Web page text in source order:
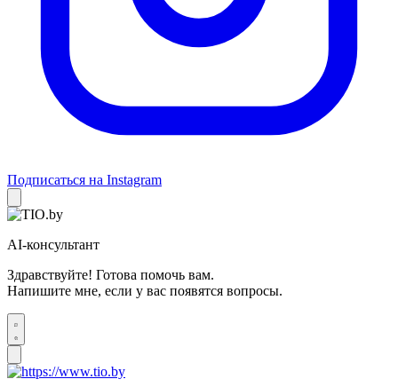
Подписаться на Instagram
AI-консультант
Здравствуйте! Готова помочь вам.
Напишите мне, если у вас появятся вопросы.